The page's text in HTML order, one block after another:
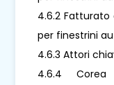
4.6.2
per finestrini
4.6.3 Attori
4.6.4